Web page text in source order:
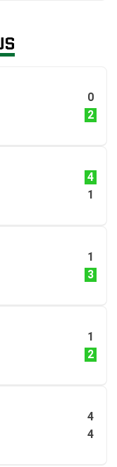
0
2
4
1
1
3
1
2
4
4